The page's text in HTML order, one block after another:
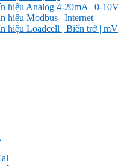
hiệu Analog 4-20mA | 0-10V
hiệu Modbus | Internet
hiệu Loadcell | Biến trở | mV